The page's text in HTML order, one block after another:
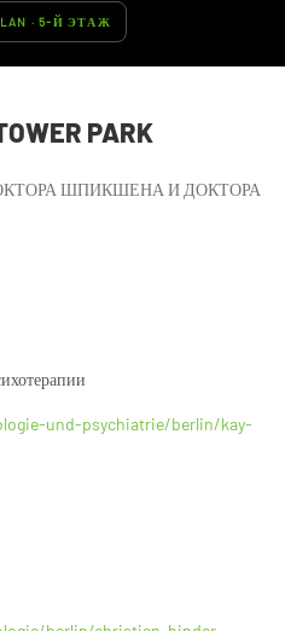
· 5-Й ЭТАЖ
PARK
ШПИКШЕНА И ДОКТОРА
und-psychiatrie/berlin/kay-